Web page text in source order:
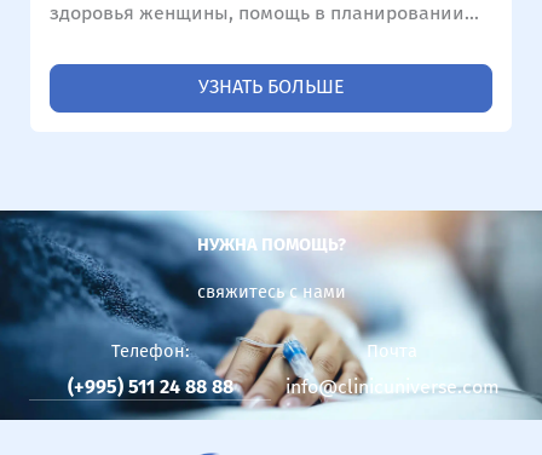
здоровья женщины, помощь в планировании
текущей беременностью.
УЗНАТЬ БОЛЬШЕ
НУЖНА ПОМОЩЬ?
свяжитесь с нами
Телефон:
(+995) 511 24 88 88
Почта
info@clinicuniverse.com